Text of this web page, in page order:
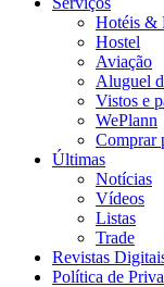
Hotéis &
Hostel
Aviação
Aluguel
Vistos e
WePlann
Comprar
Últimas
Notícias
Vídeos
Listas
Trade
Revistas
Política de